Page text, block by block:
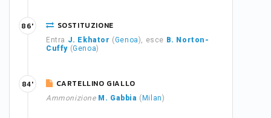
SOSTITUZIONE
Entra J. Ekhator (Genoa), esce B. Norton-
Cuffy (Genoa)
86'
CARTELLINO GIALLO
Ammonizione M. Gabbia ( Milan)
84'